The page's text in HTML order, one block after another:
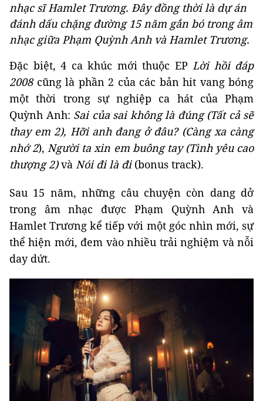
nhạc sĩ Hamlet Trương. Đây đồng thời là dự án
đánh dấu chặng đường 15 năm gắn bó trong âm
nhạc giữa Phạm Quỳnh Anh và Hamlet Trương.
Đặc biệt, 4 ca khúc mới thuộc EP Lời hồi đáp
2008 cũng là phần 2 của các bản hit vang bóng
một thời trong sự nghiệp ca hát của Phạm
Quỳnh Anh: Sai của sai không là đúng (Tất cả sẽ
thay em 2), Hỡi anh đang ở đâu? (Càng xa càng
nhớ 2),Người ta xin em buông tay (Tình yêu cao
thượng 2)và Nói đi là đi(bonus track).
Sau 15 năm, những câu chuyện còn dang dở
trong âm nhạc được Phạm Quỳnh Anh và
Hamlet Trương kể tiếp với một góc nhìn mới, sự
thể hiện mới, đem vào nhiều trải nghiệm và nỗi
day dứt.